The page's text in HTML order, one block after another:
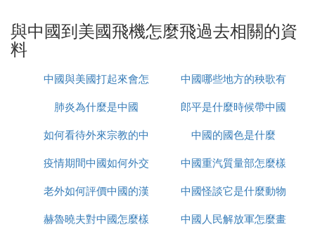
近的陸地可供迫降。
6. 經過加拿大和阿拉斯加的航線，雖然看似繞道，但
實際上提供了更多的安全保障，沿途也有多個機場可
以作為緊急迫降的選擇。
C. 中國有沒有飛機到到美國的
中國沒有飛機直接到美國的。因為中國的飛機飛往美
國，從地圖上看都需要「繞行」，並不是直接穿過太
地球是個橢圓形的，中美之間所謂的「直飛」並不是
真正的直飛，航空公司會選擇最優和最短的航線的，
與中國到美國飛機怎麼飛過去相關的資
料
中國與美國打起來會怎
麼樣
中國哪些地方的秧歌有
名
肺炎為什麼是中國
郎平是什麼時候帶中國
女排的
如何看待外來宗教的中
國化
中國的國色是什麼
疫情期間中國如何外交
中國重汽質量部怎麼樣
老外如何評價中國的漢
服
中國怪談它是什麼動物
赫魯曉夫對中國怎麼樣
中國人民解放軍怎麼畫